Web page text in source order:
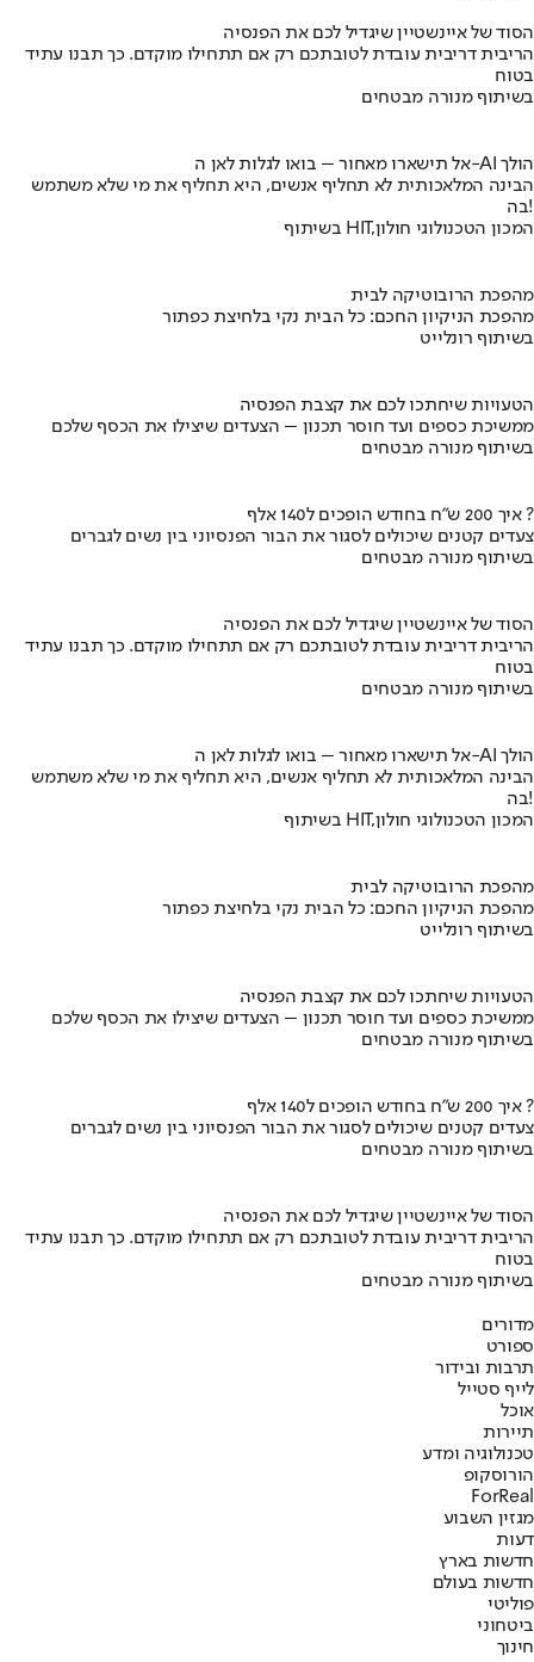
הסוד של איינשטיין שיגדיל לכם את הפנסיה
הריבית דריבית עובדת לטובתכם רק אם תתחילו מוקדם. כך תבנו עתיד
בטוח
בשיתוף מנורה מבטחים
אל תישארו מאחור – בואו לגלות לאן ה-AI הולך
הבינה המלאכותית לא תחליף אנשים, היא תחליף את מי שלא משתמש
בה!
בשיתוף HIT,המכון הטכנולוגי חולון
מהפכת הרובוטיקה לבית
מהפכת הניקיון החכם: כל הבית נקי בלחיצת כפתור
בשיתוף רונלייט
הטעויות שיחתכו לכם את קצבת הפנסיה
ממשיכת כספים ועד חוסר תכנון – הצעדים שיצילו את הכסף שלכם
בשיתוף מנורה מבטחים
איך 200 ש"ח בחודש הופכים ל140 אלף ?
צעדים קטנים שיכולים לסגור את הבור הפנסיוני בין נשים לגברים
בשיתוף מנורה מבטחים
הסוד של איינשטיין שיגדיל לכם את הפנסיה
הריבית דריבית עובדת לטובתכם רק אם תתחילו מוקדם. כך תבנו עתיד
בטוח
בשיתוף מנורה מבטחים
אל תישארו מאחור – בואו לגלות לאן ה-AI הולך
הבינה המלאכותית לא תחליף אנשים, היא תחליף את מי שלא משתמש
בה!
בשיתוף HIT,המכון הטכנולוגי חולון
מהפכת הרובוטיקה לבית
מהפכת הניקיון החכם: כל הבית נקי בלחיצת כפתור
בשיתוף רונלייט
הטעויות שיחתכו לכם את קצבת הפנסיה
ממשיכת כספים ועד חוסר תכנון – הצעדים שיצילו את הכסף שלכם
בשיתוף מנורה מבטחים
איך 200 ש"ח בחודש הופכים ל140 אלף ?
צעדים קטנים שיכולים לסגור את הבור הפנסיוני בין נשים לגברים
בשיתוף מנורה מבטחים
הסוד של איינשטיין שיגדיל לכם את הפנסיה
הריבית דריבית עובדת לטובתכם רק אם תתחילו מוקדם. כך תבנו עתיד
בטוח
בשיתוף מנורה מבטחים
מדורים
ספורט
תרבות ובידור
לייף סטייל
אוכל
תיירות
טכנולוגיה ומדע
הורוסקופ
ForReal
מגזין השבוע
דעות
חדשות בארץ
חדשות בעולם
פוליטי
ביטחוני
חינוך